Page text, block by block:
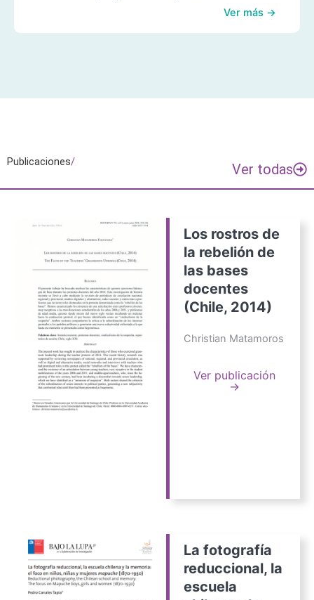
Ver más →
Publicaciones/ Ver todas
Los rostros de
la rebelión de
las bases
docentes
(Chile, 2014)
Christian Matamoros
Ver publicación
→
La fotografía
reduccional, la
escuela